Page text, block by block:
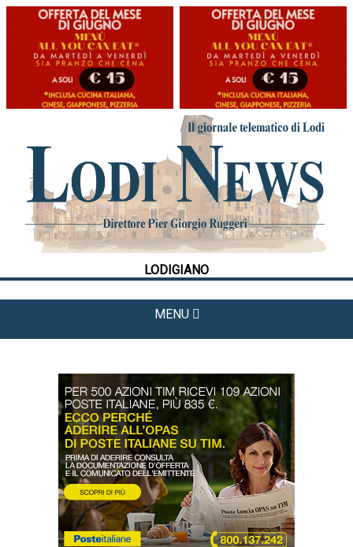
LODIGIANO
MENU
HOME
CRONACA
POLITICA
LA FOTO
METEO
CULTURA
DAL TERRITORIO
OROSCOPO
LA PIAZZA
ANIMALI
OCCHIO ALLA TRUFFA
NECROLOGI